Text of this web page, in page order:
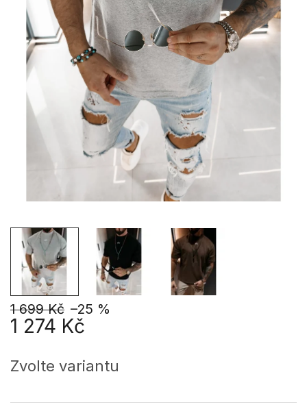
1 699 Kč –25 %
1 274 Kč
cena:
Zvolte variantu